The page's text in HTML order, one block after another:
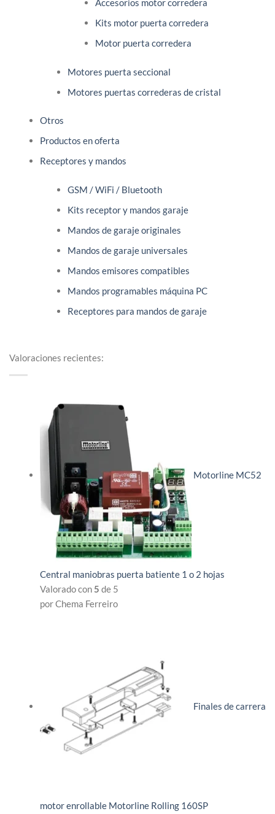
Accesorios motor corredera
Kits motor puerta corredera
Motor puerta corredera
Motores puerta seccional
Motores puertas correderas de cristal
Otros
Productos en oferta
Receptores y mandos
GSM / WiFi / Bluetooth
Kits receptor y mandos garaje
Mandos de garaje originales
Mandos de garaje universales
Mandos emisores compatibles
Mandos programables máquina PC
Receptores para mandos de garaje
Valoraciones recientes:
Motorline MC52
Central maniobras puerta batiente 1 o 2 hojas
Valorado con5 de 5
por Chema Ferreiro
Finales de carrera
motor enrollable Motorline Rolling 160SP